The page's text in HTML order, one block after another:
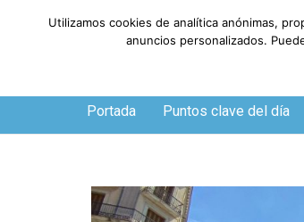
Sábado, 8 de agosto de 2026
Portada Puntos clave del día
Utilizamos cookies de analítica anónimas,
anuncios personalizados.